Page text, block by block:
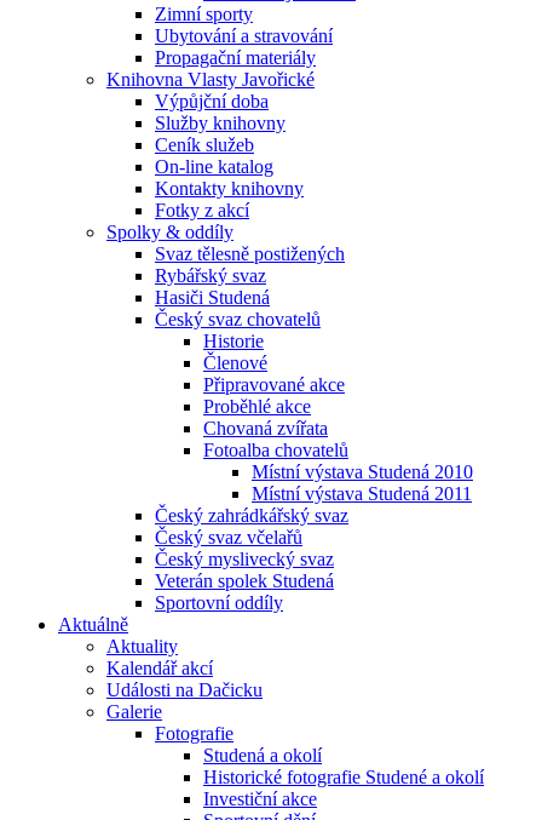
Zimní sporty
Ubytování a stravování
Propagační materiály
Knihovna Vlasty Javořické
Výpůjční doba
Služby knihovny
Ceník služeb
On-line katalog
Kontakty knihovny
Fotky z akcí
Spolky & oddíly
Svaz tělesně postižených
Rybářský svaz
Hasiči Studená
Český svaz chovatelů
Historie
Členové
Připravované akce
Proběhlé akce
Chovaná zvířata
Fotoalba chovatelů
Místní výstava Studená 2010
Místní výstava Studená 2011
Český zahrádkářský svaz
Český svaz včelařů
Český myslivecký svaz
Veterán spolek Studená
Sportovní oddíly
Aktuálně
Aktuality
Kalendář akcí
Události na Dačicku
Galerie
Fotografie
Studená a okolí
Historické fotografie Studené a okolí
Investiční akce